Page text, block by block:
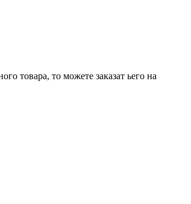
товара, то можете заказат ьего на